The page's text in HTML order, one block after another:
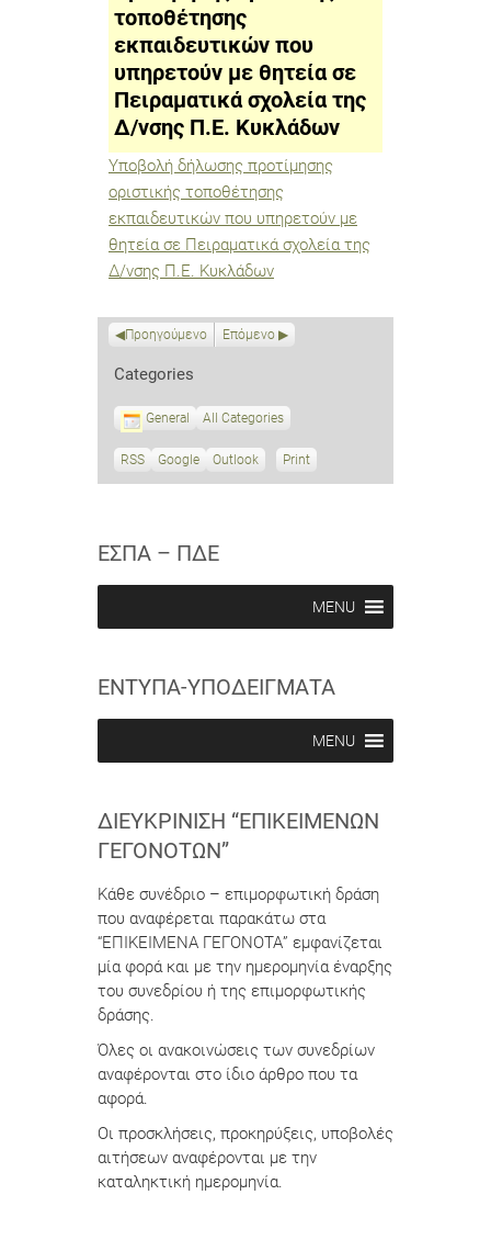
υπηρετούν
θητεία
Πειραματικά
σχολεία
της
νσης
Π.Ε.
Κυκλάδων
τοποθέτησης
εκπαιδευτικών που
υπηρετούν με θητεία σε
Πειραματικά σχολεία της
Δ/νσης Π.Ε. Κυκλάδων
Υποβολή δήλωσης προτίμησης
οριστικής τοποθέτησης
εκπαιδευτικών που υπηρετούν με
θητεία σε Πειραματικά σχολεία της
Δ/νσης Π.Ε. Κυκλάδων
Προηγούμενο Επόμενο
Categories
General All Categories
RSS
S
r
Google
S
r
Outlook Print
ΕΣΠΑ – ΠΔΕ
MENU
ΕΝΤΥΠΑ-ΥΠΟΔΕΙΓΜΑΤΑ
MENU
ΔΙΕΥΚΡΊΝΙΣΗ “ΕΠΙΚΕΊΜΕΝΩΝ
ΓΕΓΟΝΌΤΩΝ”
Κάθε συνέδριο – επιμορφωτική δράση
που αναφέρεται παρακάτω στα
“ΕΠΙΚΕΙΜΕΝΑ ΓΕΓΟΝΟΤΑ” εμφανίζεται
μία φορά και με την ημερομηνία έναρξης
του συνεδρίου ή της επιμορφωτικής
δράσης.
Όλες οι ανακοινώσεις των συνεδρίων
αναφέρονται στο ίδιο άρθρο που τα
αφορά.
Οι προσκλήσεις, προκηρύξεις, υποβολές
αιτήσεων αναφέρονται με την
καταληκτική ημερομηνία.